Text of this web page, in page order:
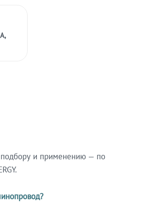
подбору и применению — по